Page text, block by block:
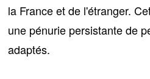
la France et de l'étranger.
une pénurie persistante de
adaptés.